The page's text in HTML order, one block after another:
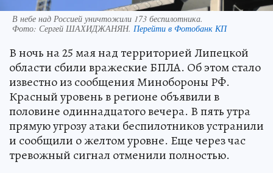
В небе над Россией уничтожили 173 беспилотника.
Фото: Сергей ШАХИДЖАНЯН. Перейти в Фотобанк КП
В ночь на 25 мая над территорией Липецкой
области сбили вражеские БПЛА. Об этом стало
известно из сообщения Минобороны РФ.
Красный уровень в регионе объявили в
половине одиннадцатого вечера. В пять утра
прямую угрозу атаки беспилотников устранили
и сообщили о желтом уровне. Еще через час
тревожный сигнал отменили полностью.